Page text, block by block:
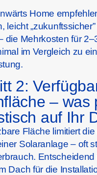
Home
leicht
die Mehrkosten für
im Vergleich zu
2:
– was
auf Ihr
Fläche limitiert
Solaranlage – oft
Entscheidend
Dach für die